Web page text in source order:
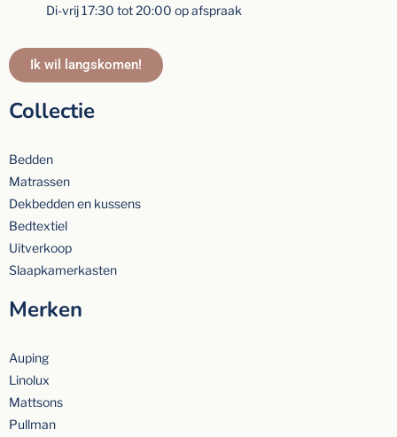
Di-vrij 17:30 tot 20:00 op afspraak
Ik wil langskomen!
Collectie
Bedden
Matrassen
Dekbedden en kussens
Bedtextiel
Uitverkoop
Slaapkamerkasten
Merken
Auping
Linolux
Mattsons
Pullman